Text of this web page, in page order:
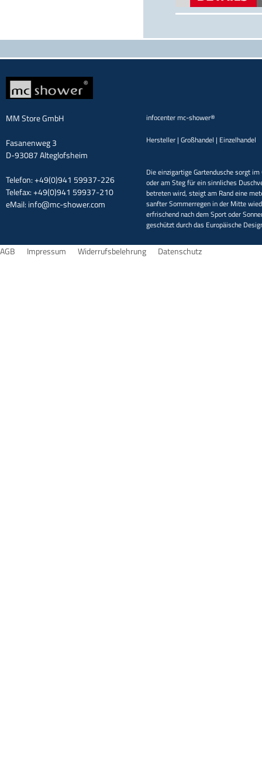
geschützt durch
MM Store GmbH
Fasanenweg 3
D-93087 Alteglofsheim
Telefon: +49(0)941 59937-226
Telefax: +49(0)941 59937-210
eMail: info@mc-shower.com
infocenter mc-shower®
Hersteller | Großhandel | Einzelhandel
Die einzigartige Gartendusche sorgt
oder am Steg für ein sinnliches
betreten wird, steigt am Rand eine
sanfter Sommerregen in der Mitte
erfrischend nach dem Sport oder
geschützt durch das Europäische
AGB Impressum Widerrufsbelehrung Datenschutz